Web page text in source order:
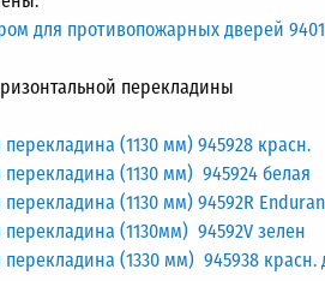
для противопожарных дверей
перекладины
перекладина (1130 мм) 945928 красн.
перекладина (1130 мм) 945924 белая
перекладина (1130 мм) 94592R
перекладина (1130мм) 94592V зелен
перекладина (1330 мм) 945938 красн.